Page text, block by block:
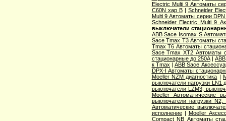
Electric Multi 9 Автоматы
C60N хар B| Schneider
Multi 9 Автоматы серии
Schneider Electric Multi 9
выключатели
ABB Sace Isomax S
Sace Tmax T3 Автоматы
Tmax T6 Автоматы
Sace Tmax XT2 Автоматы
стационарные до 250А|
к Tmax | ABB Sace
DPX-I Автоматы
Moeller NZM диагностика |
выключатели нагрузки LN1
выключатели LZM3,
Moeller Автоматические
выключатели нагрузки
Автоматические
исполнение| Moeller
Compact NB Автоматы